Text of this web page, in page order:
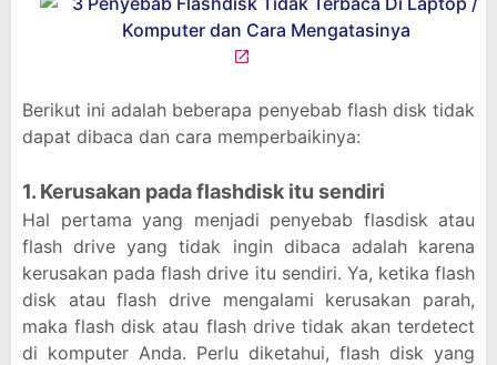
Berikut ini adalah beberapa penyebab flash disk tidak
dapat dibaca dan cara memperbaikinya:
1. Kerusakan pada flashdisk itu sendiri
Hal pertama yang menjadi penyebab flasdisk atau
flash drive yang tidak ingin dibaca adalah karena
kerusakan pada flash drive itu sendiri. Ya, ketika flash
disk atau flash drive mengalami kerusakan parah,
maka flash disk atau flash drive tidak akan terdetect
di komputer Anda. Perlu diketahui, flash disk yang